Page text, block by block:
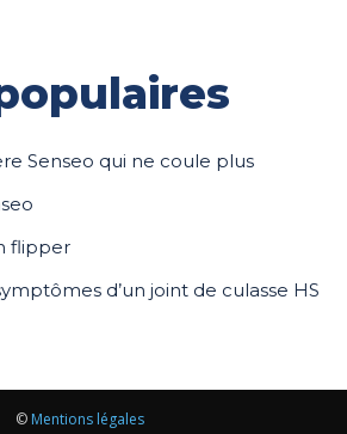
Senseo qui ne coule plus
flipper
d’un joint de culasse HS
© Mentions légales